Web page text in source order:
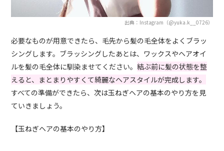
出典：Instagram（@yuka.k__0726）
必要なものが用意できたら、毛先から髪の毛全体をよくブラッ
シングします。ブラッシングしたあとは、ワックスやヘアオイ
ルを髪の毛全体に馴染ませてください。結ぶ前に髪の状態を整
えると、まとまりやすくて綺麗なヘアスタイルが完成します。
すべての準備ができたら、次は玉ねぎヘアの基本のやり方を見
ていきましょう。
【玉ねぎヘアの基本のやり方】